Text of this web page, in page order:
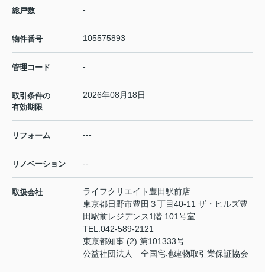
総戸数 -
物件番号 105575893
管理コード -
取引条件の
有効期限
2026年08月18日
リフォーム ---
リノベーション --
取扱会社
ライフクリエイト豊田駅前店
東京都日野市豊田３丁目40-11 ザ・ヒルズ豊
田駅前レジデンス1階 101号室
TEL:042-589-2121
東京都知事 (2) 第101333号
公益社団法人 全国宅地建物取引業保証協会